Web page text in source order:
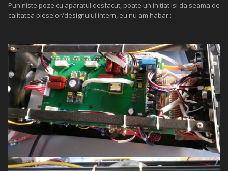
Pun niste poze cu aparatul desfacut, poate un initiat isi da seama de
calitatea pieselor/designului intern, eu nu am habar :